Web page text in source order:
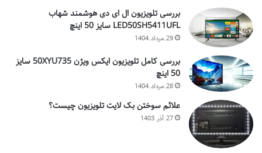
بررسی تلویزیون ال ای دی هوشمند شهاب
LED50SH5411UFL سایز 50 اینچ
29.مرداد.1404
بررسی کامل تلویزیون ایکس ویژن 50XYU735 سایز
50 اینچ
28.مرداد.1404
علائم سوختن بک لایت تلویزیون چیست؟
27.آذر.1403